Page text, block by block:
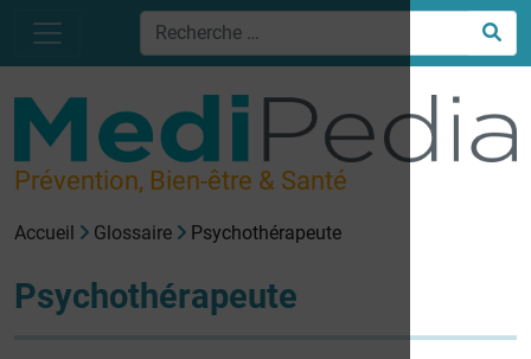
Prévention, Bien-être & Santé
Accueil Glossaire Psychothérapeute
Psychothérapeute